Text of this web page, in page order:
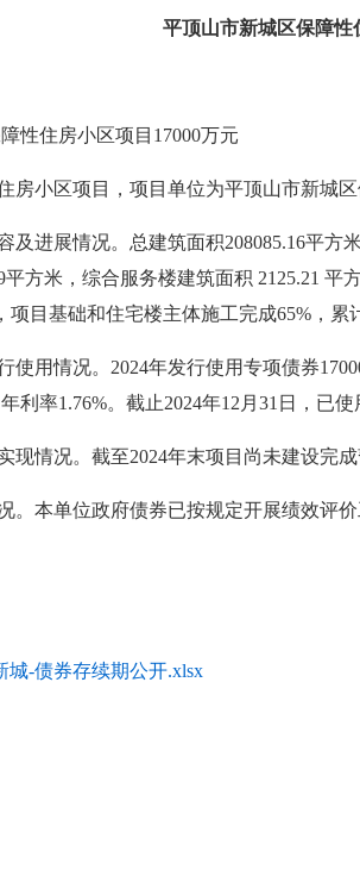
平顶山市新城区保障性
性住房小区项目1 7000万元
房小区项目，项目单位为平顶山市新城区
及进展情况。总建筑面积208085.16平方
方米，综合服务楼建筑面积 2125.21 平
项目基础和住宅楼主体施工完成65%，累
使用情况。2024年发行使用专项债券
年利率1.76%。 截止2024年12月31日，已使
现情况。截至2024年末项目尚未建设完成
。本单位政府债券已按规定开展绩效评价
城-债券存续期公开.xlsx